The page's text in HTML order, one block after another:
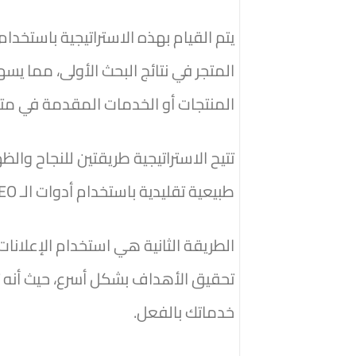
المتجر في نتائج البحث الأولى، مما
المنتجات أو الخدمات المقدمة في
تتيح الاستراتيجية طريقتين للنجاح
طبيعية تقليدية باستخدام أدوات الـ SEO بشكل طبيعي، وتأخذ فترة أطول، مثل إنشاء مدونة مثلًا.
الطريقة الثانية هي استخدام
تحقيق الأهداف بشكل أسرع، حيث
خدماتك بالفعل.